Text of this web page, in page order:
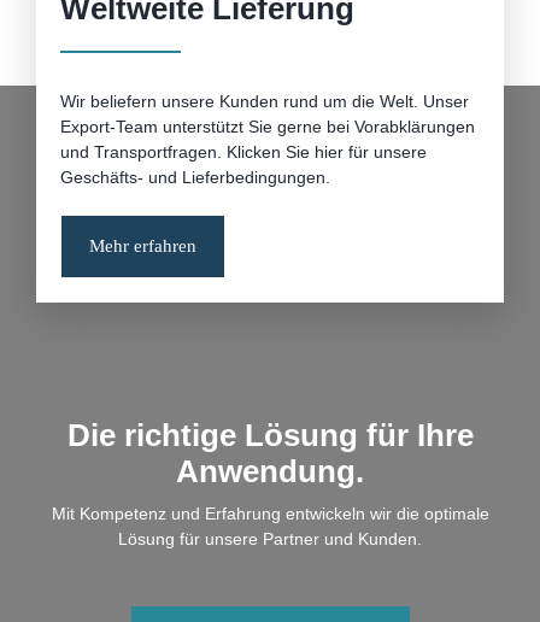
Weltweite Lieferung
Wir beliefern unsere Kunden rund um die Welt. Unser
Export-Team unterstützt Sie gerne bei Vorabklärungen
und Transportfragen. Klicken Sie hier für unsere
Geschäfts- und Lieferbedingungen.
Mehr erfahren
Die richtige Lösung für Ihre
Anwendung.
Mit Kompetenz und Erfahrung entwickeln wir die optimale
Lösung für unsere Partner und Kunden.